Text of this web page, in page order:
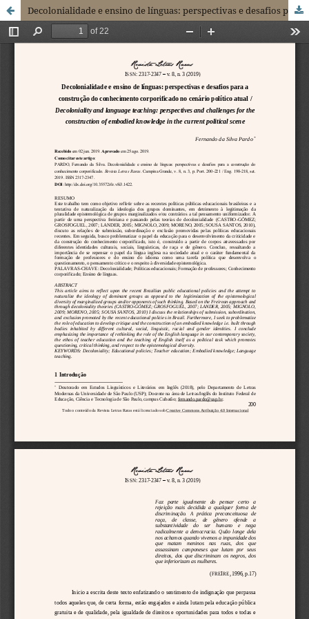
Decolonialidade e ensino de línguas: perspectivas e desafios para a construção do conhecimento corporificado no cenário político atual